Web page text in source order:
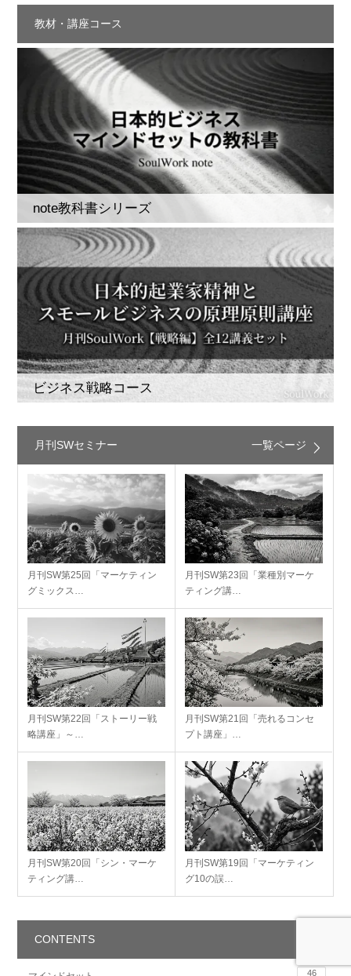
教材・講座コース
note教科書シリーズ
ビジネス戦略コース
月刊SWセミナー 一覧ページ
月刊SW第25回「マーケティン
グミックス…
月刊SW第23回「業種別マーケ
ティング講…
月刊SW第22回「ストーリー戦
略講座」～…
月刊SW第21回「売れるコンセ
プト講座」…
月刊SW第20回「シン・マーケ
ティング講…
月刊SW第19回「マーケティン
グ10の誤…
CONTENTS
46